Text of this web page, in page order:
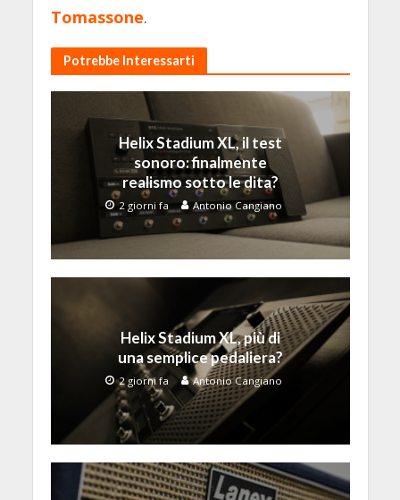
Tomassone.
Potrebbe Interessarti
Helix Stadium XL, il test
sonoro: finalmente
realismo sotto le dita?
2 giorni fa Antonio Cangiano
Helix Stadium XL, più di
una semplice pedaliera?
2 giorni fa Antonio Cangiano